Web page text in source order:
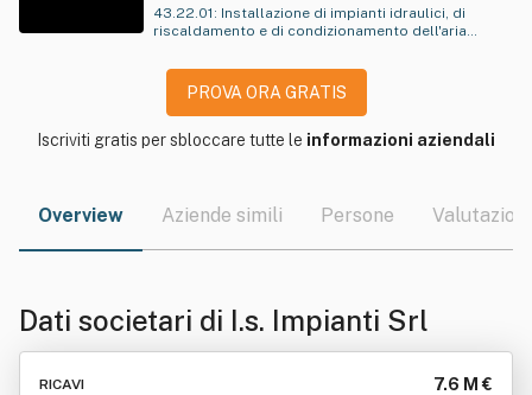
43.22.01 : Installazione di impianti idraulici, di
riscaldamento e di condizionamento dell'aria
altre opere di costruzione
PROVA ORA GRATIS
Iscriviti gratis per sbloccare tutte le informazioni aziendali
Overview Aziende simili Persone Valutazioni
Dati societari di I.s. Impianti Srl
RICAVI 7.6 M €